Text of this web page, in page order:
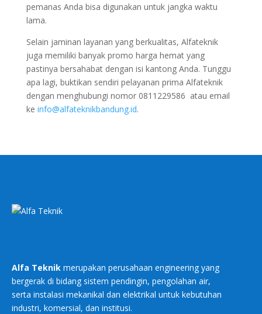
pemanas Anda bisa digunakan untuk jangka waktu
lama.
Selain jaminan layanan yang berkualitas, Alfateknik
juga memiliki banyak promo harga hemat yang
pastinya bersahabat dengan isi kantong Anda. Tunggu
apa lagi, buktikan sendiri pelayanan prima Alfateknik
dengan menghubungi nomor 0811229586 atau email
ke info@alfateknikbandung.id.
Alfa Teknik merupakan perusahaan engineering yang
bergerak di bidang sistem pendingin, pengolahan air,
serta instalasi mekanikal dan elektrikal untuk kebutuhan
industri, komersial, dan institusi.